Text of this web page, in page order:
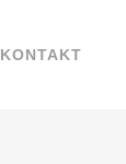
KONTAKT